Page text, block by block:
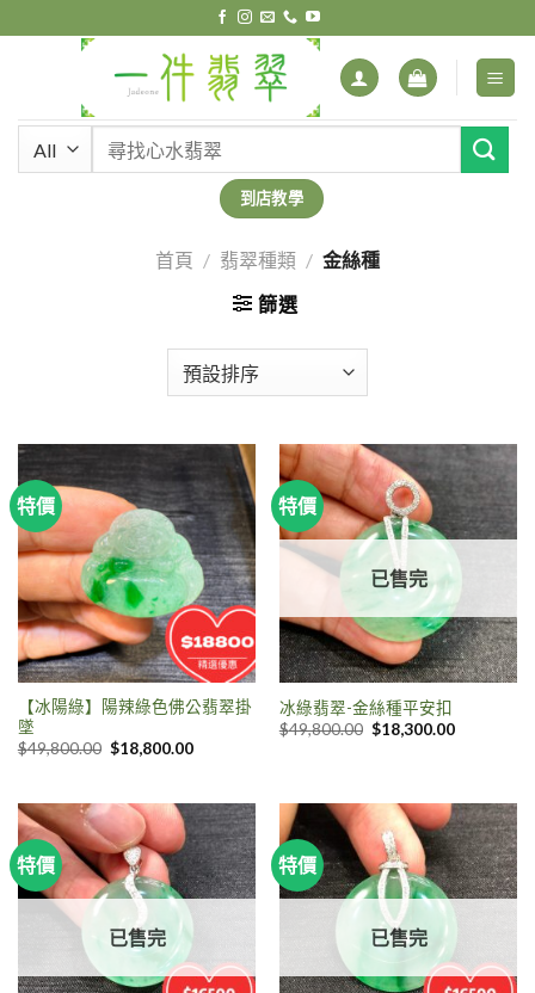
to
到店教學
首頁 / 翡翠種類 / 金絲種
篩選
特價
【冰陽綠】陽辣綠色佛公翡翠掛
墜
$49,800.00 $18,800.00
特價
已售完
冰綠翡翠-金絲種平安扣
$49,800.00 $18,300.00
特價
已售完
特價
已售完